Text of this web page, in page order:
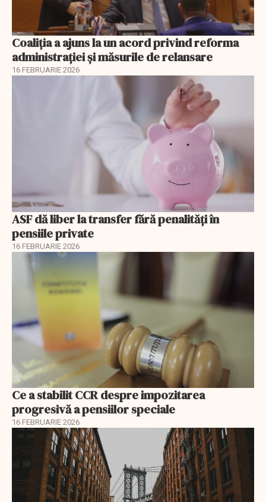
Coaliția a ajuns la un acord privind reforma
administrației și măsurile de relansare
16 FEBRUARIE 2026
ASF dă liber la transfer fără penalități în
pensiile private
16 FEBRUARIE 2026
Ce a stabilit CCR despre impozitarea
progresivă a pensiilor speciale
16 FEBRUARIE 2026